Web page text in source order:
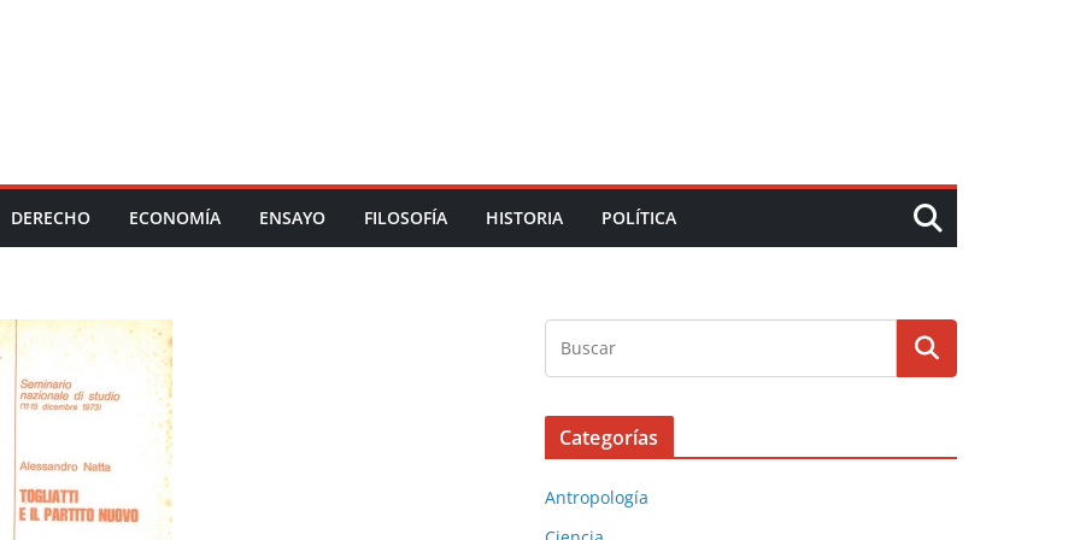
DERECHO ECONOMÍA ENSAYO FILOSOFÍA HISTORIA POLÍTICA
Categorías
Antropología